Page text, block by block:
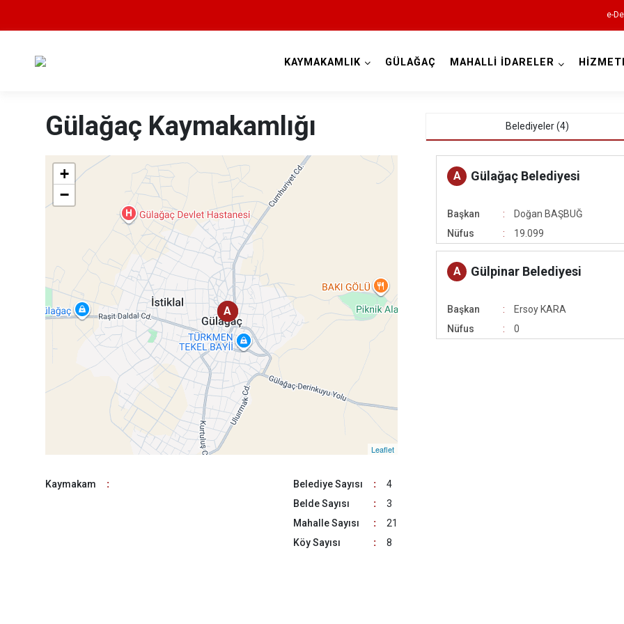
e-
Ağaçören
Eskil
Gülağaç
Ortaköy
Sarıyahşi
KAYMAKAMLIK GÜLAĞAÇ MAHALLİ İDARELER
Gülağaç Kaymakamlığı
A
A
+
−
Leaflet
Kaymakam : Belediye Sayısı :
4
Belde Sayısı
:
3
Mahalle Sayısı
:
21
Köy Sayısı
: 8
Belediyeler (4)
A Gülağaç Belediyesi
Başkan
Doğan BAŞBUĞ
Nüfus
19.099
A Gülpinar Belediyesi
Başkan
Ersoy KARA
Nüfus
0